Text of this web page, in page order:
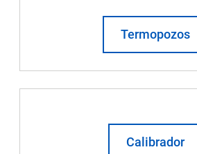
Termopozos
Calibrador